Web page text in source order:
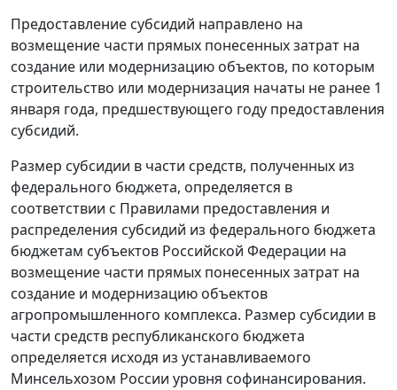
Предоставление субсидий направлено на
возмещение части прямых понесенных затрат на
создание или модернизацию объектов, по которым
строительство или модернизация начаты не ранее 1
января года, предшествующего году предоставления
субсидий.
Размер субсидии в части средств, полученных из
федерального бюджета, определяется в
соответствии с Правилами предоставления и
распределения субсидий из федерального бюджета
бюджетам субъектов Российской Федерации на
возмещение части прямых понесенных затрат на
создание и модернизацию объектов
агропромышленного комплекса. Размер субсидии в
части средств республиканского бюджета
определяется исходя из устанавливаемого
Минсельхозом России уровня софинансирования.